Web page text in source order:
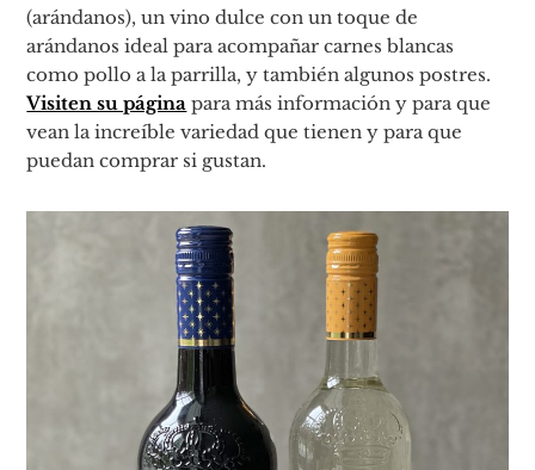
(arándanos), un vino dulce con un toque de
arándanos ideal para acompañar carnes blancas
como pollo a la parrilla, y también algunos postres.
Visiten su página para más información y para que
vean la increíble variedad que tienen y para que
puedan comprar si gustan.